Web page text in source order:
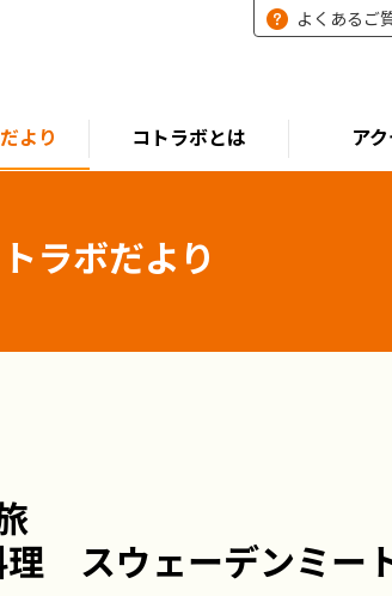
よくあるご
より コトラボとは ア
ラボだより
スウェーデンミート